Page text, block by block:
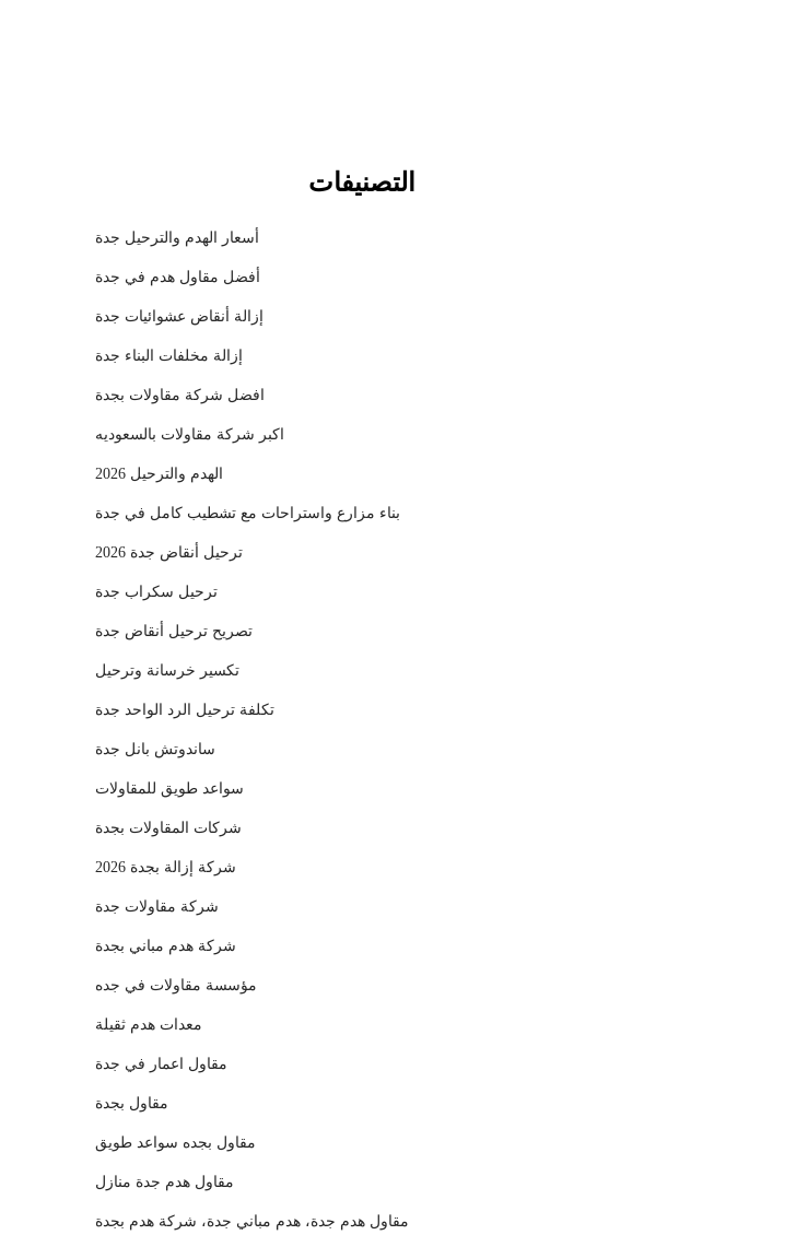
التصنيفات
أسعار الهدم والترحيل جدة
أفضل مقاول هدم في جدة
إزالة أنقاض عشوائيات جدة
إزالة مخلفات البناء جدة
افضل شركة مقاولات بجدة
اكبر شركة مقاولات بالسعوديه
الهدم والترحيل 2026
بناء مزارع واستراحات مع تشطيب كامل في جدة
ترحيل أنقاض جدة 2026
ترحيل سكراب جدة
تصريح ترحيل أنقاض جدة
تكسير خرسانة وترحيل
تكلفة ترحيل الرد الواحد جدة
ساندوتش بانل جدة
سواعد طويق للمقاولات
شركات المقاولات بجدة
شركة إزالة بجدة 2026
شركة مقاولات جدة
شركة هدم مباني بجدة
مؤسسة مقاولات في جده
معدات هدم ثقيلة
مقاول اعمار في جدة
مقاول بجدة
مقاول بجده سواعد طويق
مقاول هدم جدة منازل
مقاول هدم جدة، هدم مباني جدة، شركة هدم بجدة